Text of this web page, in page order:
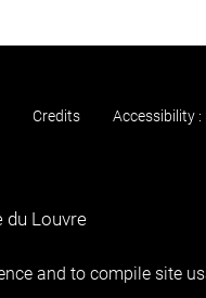
Credits Accessibility
and to compile site